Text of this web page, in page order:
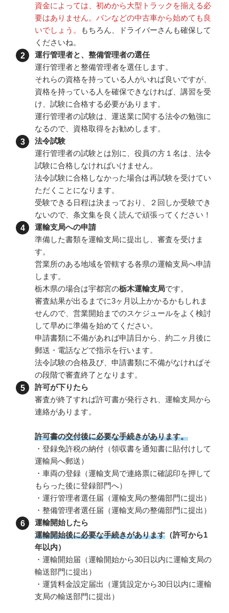
資金によっては、初めから大型トラックを揃える必
要はありません。バンなどの中古車から始めても良
いでしょう。
もちろん、ドライバーさんも確保して
くださいね。
運行管理者と、整備管理者の選任
運行管理者と整備管理者を選任します。
それらの資格を持っている人がいれば良いですが、
資格を持っている人を確保できなければ、講習を受
け、試験に合格する必要があります。
運行管理者の試験は、運送業に関する法令の勉強に
なるので、資格取得をお勧めします。
法令試験
運行管理者の試験とは別に、役員の方１名は、法令
試験に合格しなければいけません。
法令試験に合格しなかった場合は再試験を受けてい
ただくことになります。
受験できる日程は決まっており、２回しか受験でき
ないので、条文集を良く読んで頑張ってください！
運輸支局への申請
準備した書類を運輸支局に提出し、審査を受けま
す。
営業所のある地域を管轄する各県の運輸支局へ申請
します。
栃木県の場合は宇都宮の栃木運輸支局です。
審査結果が出るまでに3ヶ月以上かかるかもしれま
せんので、営業開始までのスケジュールをよく検討
して早めに準備を始めてください。
申請書類に不備があれば申請日から、約二ヶ月後に
郵送・電話などで指示を行います。
法令試験の合格及び、申請書類に不備がなければそ
の段階で審査終了となります。
許可が下りたら
審査が終了すれば許可書が発行され、運輸支局から
連絡があります。
許可書の交付後に必要な手続きがあります。
・登録免許税の納付（領収書を通知書に貼付けして
運輸局へ郵送）
・車両の登録（運輸支局で連絡票に確認印を押して
もらった後に登録部門へ）
・運行管理者選任届（運輸支局の整備部門に提出）
・整備管理者選任届（運輸支局の整備部門に提出）
運輸開始したら
運輸開始後に必要な手続きがあります（許可から1
年以内）
・運輸開始届（運輸開始から30日以内に運輸支局の
輸送部門に提出）
・運賃料金設定届出（運賃設定から30日以内に運輸
支局の輸送部門に提出）